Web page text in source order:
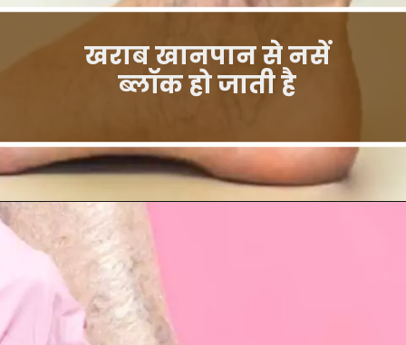
खराब खानपान से नसें
ब्लॉक हो जाती है